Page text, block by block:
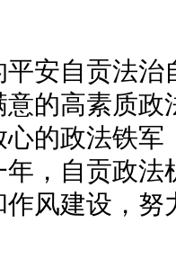
自贡法治
的高素质
的政法铁
，自贡政
风建设，